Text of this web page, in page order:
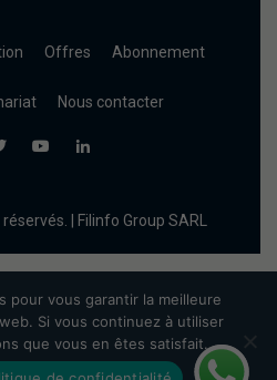
Offres Abonnement
Nous contacter
| Filinfo Group SARL
pour vous garantir la meilleure
Si vous continuez à utiliser
que vous en êtes satisfait.